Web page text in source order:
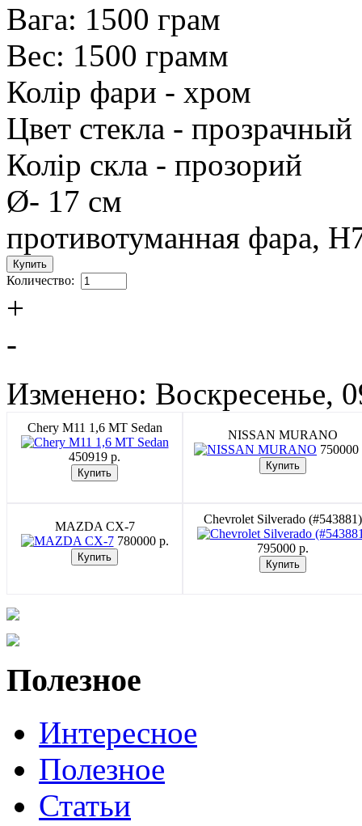
Вага: 1500 грам
Вес: 1500 грамм
Колір фари - хром
Цвет стекла - прозрачный
Колір скла - прозорий
Ø- 17 см
противотуманная фара,
Количество:
+
-
Изменено: Воскресенье,
Chery M11 1,6 MT Sedan
450919 p.
NISSAN MURANO
750000
MAZDA CX-7
780000 p.
Chevrolet Silverado (#543881)
795000 p.
Полезное
Интересное
Полезное
Статьи